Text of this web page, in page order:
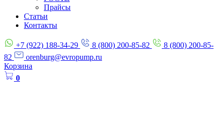
Прайсы
Статьи
Контакты
+7 (922) 188-34-29 8 (800) 200-85-82
8 (800) 200-85-
82
orenburg@evropump.ru
Корзина
0